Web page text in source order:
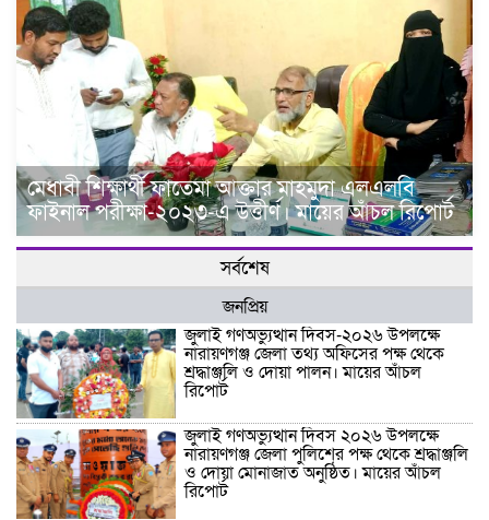
মেধাবী শিক্ষার্থী ফাতেমা আক্তার মাহমুদা এলএলবি
ফাইনাল পরীক্ষা-২০২৩-এ উত্তীর্ণ। মায়ের আঁচল রিপোর্ট
সর্বশেষ
জনপ্রিয়
জুলাই গণঅভ্যুত্থান দিবস-২০২৬ উপলক্ষে
নারায়ণগঞ্জ জেলা তথ্য অফিসের পক্ষ থেকে
শ্রদ্ধাঞ্জলি ও দোয়া পালন। মায়ের আঁচল
রিপোর্ট
জুলাই গণঅভ্যুত্থান দিবস ২০২৬ উপলক্ষে
নারায়ণগঞ্জ জেলা পুলিশের পক্ষ থেকে শ্রদ্ধাঞ্জলি
ও দোয়া মোনাজাত অনুষ্ঠিত। মায়ের আঁচল
রিপোর্ট